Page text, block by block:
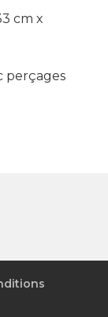
cm x
perçages